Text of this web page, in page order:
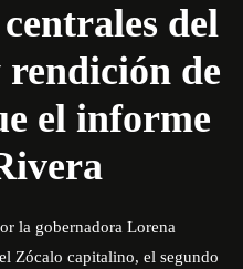
del
de
el informe
la gobernadora Lorena
Zócalo capitalino, el segundo